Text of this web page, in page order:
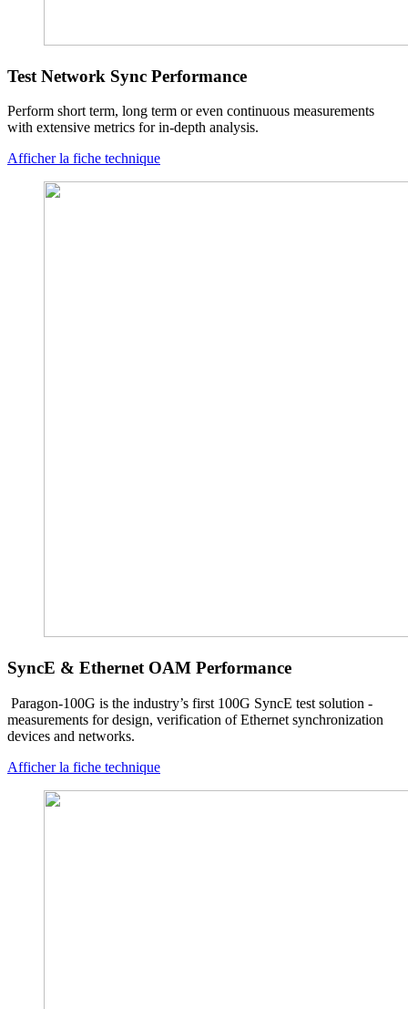
Test Network Sync Performance
Perform short term, long term or even continuous measurements
with extensive metrics for in-depth analysis.
Afficher la fiche technique
SyncE & Ethernet OAM Performance
Paragon-100G is the industry’s first 100G SyncE test solution -
measurements for design, verification of Ethernet synchronization
devices and networks.
Afficher la fiche technique